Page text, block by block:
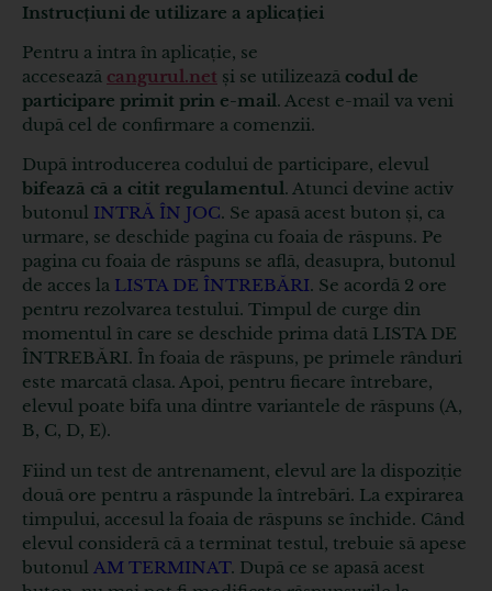
Instrucțiuni de utilizare a aplicației
Pentru a intra în aplicație, se
accesează cangurul.net și se utilizează codul de
participare primit prin e-mail. Acest e-mail va veni
după cel de confirmare a comenzii.
După introducerea codului de participare, elevul
bifează că a citit regulamentul. Atunci devine activ
butonul INTRĂ ÎN JOC. Se apasă acest buton și, ca
urmare, se deschide pagina cu foaia de răspuns. Pe
pagina cu foaia de răspuns se află, deasupra, butonul
de acces la LISTA DE ÎNTREBĂRI. Se acordă 2 ore
pentru rezolvarea testului. Timpul de curge din
momentul în care se deschide prima dată LISTA DE
ÎNTREBĂRI. În foaia de răspuns, pe primele rânduri
este marcată clasa. Apoi, pentru fiecare întrebare,
elevul poate bifa una dintre variantele de răspuns (A,
B, C, D, E).
Fiind un test de antrenament, elevul are la dispoziție
două ore pentru a răspunde la întrebări. La expirarea
timpului, accesul la foaia de răspuns se închide. Când
elevul consideră că a terminat testul, trebuie să apese
butonul AM TERMINAT. După ce se apasă acest